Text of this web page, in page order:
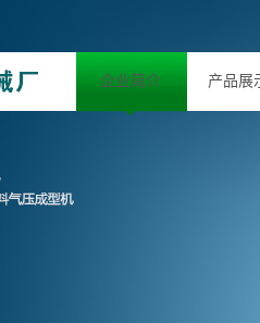
企业简介 产品展